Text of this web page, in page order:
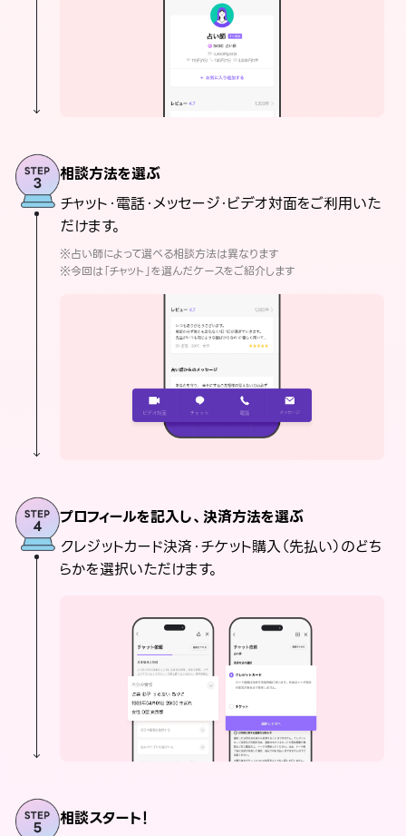
相談方法を選ぶ
チャット・電話・メッセージ・ビデオ対面をご利用いた
だけます。
※占い師によって選べる相談方法は異なります
※今回は「チャット」を選んだケースをご紹介します
プロフィールを記入し、決済方法を選ぶ
クレジットカード決済・チケット購入（先払い）のどち
らかを選択いただけます。
相談スタート！